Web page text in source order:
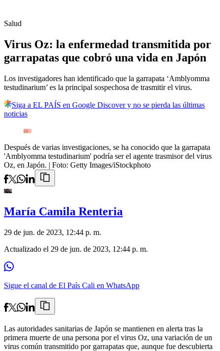
Salud
Virus Oz: la enfermedad transmitida por
garrapatas que cobró una vida en Japón
Los investigadores han identificado que la garrapata ‘Amblyomma
testudinarium’ es la principal sospechosa de trasmitir el virus.
Siga a EL PAÍS en Google Discover y no se pierda las últimas
noticias
Después de varias investigaciones, se ha conocido que la garrapata
'Amblyomma testudinarium' podría ser el agente trasmisor del virus
Oz, en Japón. | Foto: Getty Images/iStockphoto
María Camila Renteria
29 de jun. de 2023, 12:44 p. m.
Actualizado el 29 de jun. de 2023, 12:44 p. m.
Sigue el canal de El País Cali en WhatsApp
Las autoridades sanitarias de Japón se mantienen en alerta tras la
primera muerte de una persona por el virus Oz, una variación de un
virus común transmitido por garrapatas que, aunque fue descubierta